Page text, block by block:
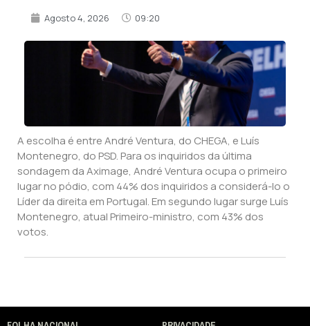
Agosto 4, 2026 09:20
A escolha é entre André Ventura, do CHEGA, e Luís
Montenegro, do PSD. Para os inquiridos da última
sondagem da Aximage, André Ventura ocupa o primeiro
lugar no pódio, com 44% dos inquiridos a considerá-lo o
Líder da direita em Portugal. Em segundo lugar surge Luís
Montenegro, atual Primeiro-ministro, com 43% dos
votos.